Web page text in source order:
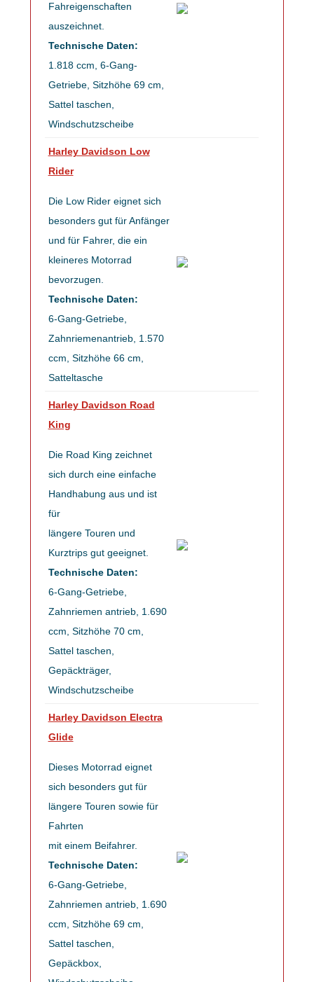
Fahreigenschaften
auszeichnet.
Technische Daten:
1.818 ccm, 6-Gang-
Getriebe, Sitzhöhe 69 cm,
Sattel taschen,
Windschutzscheibe
Harley Davidson Low
Rider
Die Low Rider eignet sich
besonders gut für Anfänger
und für Fahrer, die ein
kleineres Motorrad
bevorzugen.
Technische Daten:
6-Gang-Getriebe,
Zahnriemenantrieb, 1.570
ccm, Sitzhöhe 66 cm,
Satteltasche
Harley Davidson Road
King
Die Road King zeichnet
sich durch eine einfache
Handhabung aus und ist
für
längere Touren und
Kurztrips gut geeignet.
Technische Daten:
6-Gang-Getriebe,
Zahnriemen antrieb, 1.690
ccm, Sitzhöhe 70 cm,
Sattel taschen,
Gepäckträger,
Windschutzscheibe
Harley Davidson Electra
Glide
Dieses Motorrad eignet
sich besonders gut für
längere Touren sowie für
Fahrten
mit einem Beifahrer.
Technische Daten:
6-Gang-Getriebe,
Zahnriemen antrieb, 1.690
ccm, Sitzhöhe 69 cm,
Sattel taschen,
Gepäckbox,